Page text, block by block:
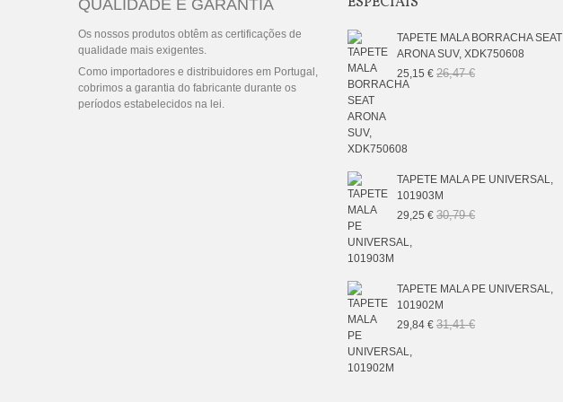
QUALIDADE E GARANTIA
Os nossos produtos obtêm as certificações de
qualidade mais exigentes.
Como importadores e distribuidores em Portugal,
cobrimos a garantia do fabricante durante os
períodos estabelecidos na lei.
TAPETE MALA BORRACHA SEAT
ARONA SUV, XDK750608
25,15 € 26,47 €
TAPETE MALA PE UNIVERSAL,
101903M
29,25 € 30,79 €
TAPETE MALA PE UNIVERSAL,
101902M
29,84 € 31,41 €